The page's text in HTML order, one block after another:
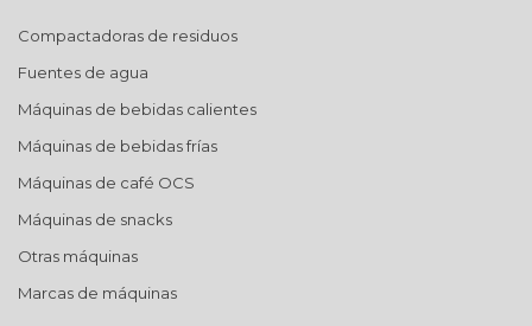
Compactadoras de residuos
Fuentes de agua
Máquinas de bebidas calientes
Máquinas de bebidas frías
Máquinas de café OCS
Máquinas de snacks
Otras máquinas
Marcas de máquinas